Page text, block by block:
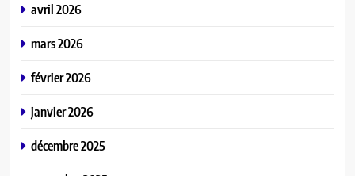
avril 2026
mars 2026
février 2026
janvier 2026
décembre 2025